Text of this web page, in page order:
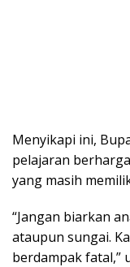
Menyikapi ini,
pelajaran
yang masih
“Jangan biarkan
ataupun sungai.
berdampak fatal,”